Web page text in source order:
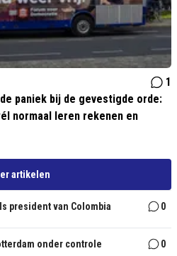
1
paniek bij de gevestigde orde:
normaal leren rekenen en
artikelen
president van Colombia 0
onder controle 0